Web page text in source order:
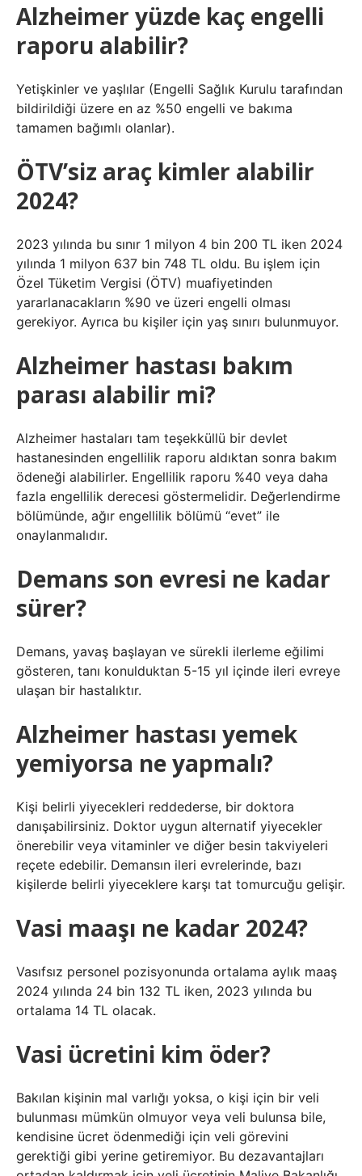
Alzheimer yüzde kaç engelli
raporu alabilir?
Yetişkinler ve yaşlılar (Engelli Sağlık Kurulu tarafından
bildirildiği üzere en az %50 engelli ve bakıma
tamamen bağımlı olanlar).
ÖTV’siz araç kimler alabilir
2024?
2023 yılında bu sınır 1 milyon 4 bin 200 TL iken 2024
yılında 1 milyon 637 bin 748 TL oldu. Bu işlem için
Özel Tüketim Vergisi (ÖTV) muafiyetinden
yararlanacakların %90 ve üzeri engelli olması
gerekiyor. Ayrıca bu kişiler için yaş sınırı bulunmuyor.
Alzheimer hastası bakım
parası alabilir mi?
Alzheimer hastaları tam teşekküllü bir devlet
hastanesinden engellilik raporu aldıktan sonra bakım
ödeneği alabilirler. Engellilik raporu %40 veya daha
fazla engellilik derecesi göstermelidir. Değerlendirme
bölümünde, ağır engellilik bölümü “evet” ile
onaylanmalıdır.
Demans son evresi ne kadar
sürer?
Demans, yavaş başlayan ve sürekli ilerleme eğilimi
gösteren, tanı konulduktan 5-15 yıl içinde ileri evreye
ulaşan bir hastalıktır.
Alzheimer hastası yemek
yemiyorsa ne yapmalı?
Kişi belirli yiyecekleri reddederse, bir doktora
danışabilirsiniz. Doktor uygun alternatif yiyecekler
önerebilir veya vitaminler ve diğer besin takviyeleri
reçete edebilir. Demansın ileri evrelerinde, bazı
kişilerde belirli yiyeceklere karşı tat tomurcuğu gelişir.
Vasi maaşı ne kadar 2024?
Vasıfsız personel pozisyonunda ortalama aylık maaş
2024 yılında 24 bin 132 TL iken, 2023 yılında bu
ortalama 14 TL olacak.
Vasi ücretini kim öder?
Bakılan kişinin mal varlığı yoksa, o kişi için bir veli
bulunması mümkün olmuyor veya veli bulunsa bile,
kendisine ücret ödenmediği için veli görevini
gerektiği gibi yerine getiremiyor. Bu dezavantajları